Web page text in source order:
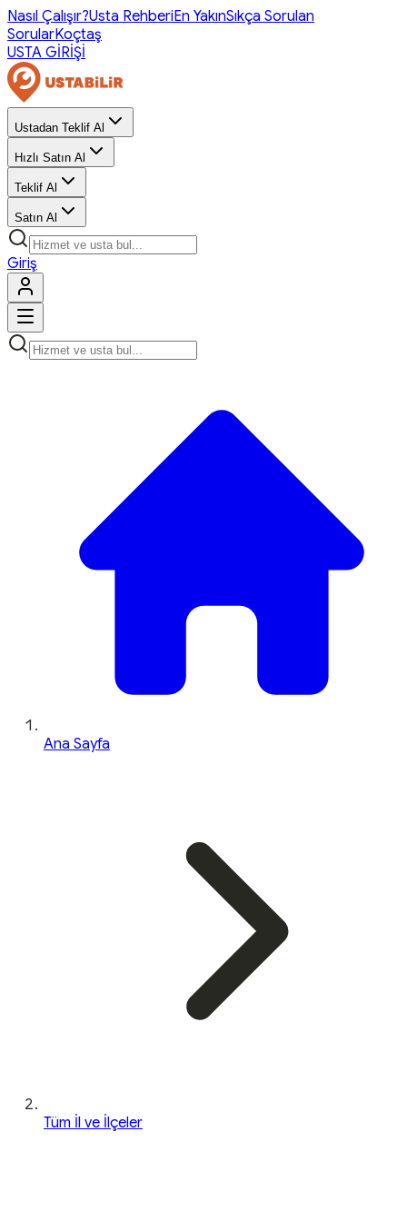
Nasıl Çalışır?Usta RehberiEn YakınSıkça Sorulan
SorularKoçtaş
USTA GİRİŞİ
Ustadan Teklif Al
Hızlı Satın Al
Teklif Al
Satın Al
Giriş
Ana Sayfa
Tüm İl ve İlçeler